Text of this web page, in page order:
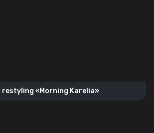
restyling «‎Morning Karelia»